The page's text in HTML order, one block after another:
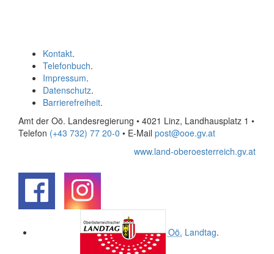
Kontakt.
Telefonbuch.
Impressum.
Datenschutz.
Barrierefreiheit.
Amt der Oö. Landesregierung • 4021 Linz, Landhausplatz 1 •
Telefon (+43 732) 77 20-0 • E-Mail post@ooe.gv.at
www.land-oberoesterreich.gv.at
Oö. Landtag.